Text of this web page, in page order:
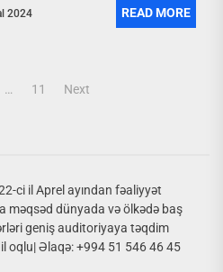
2024 READ MORE
… 11 Next
ci il Aprel ayından fəaliyyət
məqsəd dünyada və ölkədə baş
geniş auditoriyaya təqdim
oqlu| Əlaqə: +994 51 546 46 45